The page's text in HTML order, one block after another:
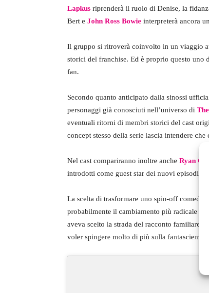
Lapkus riprenderà il ruolo di Denise, la
Bert e John Ross Bowie interpreterà ancora
Il gruppo si ritroverà coinvolto in un viaggio
storici del franchise. Ed è proprio questo uno
fan.
Secondo quanto anticipato dalla sinossi
personaggi già conosciuti nell’universo di
eventuali ritorni di membri storici del cast
concept stesso della serie lascia intendere
Nel cast compariranno inoltre anche Ryan
introdotti come guest star dei nuovi episodi.
La scelta di trasformare uno spin-off comedy
probabilmente il cambiamento più radicale
aveva scelto la strada del racconto familiare e
voler spingere molto di più sulla fantascienza